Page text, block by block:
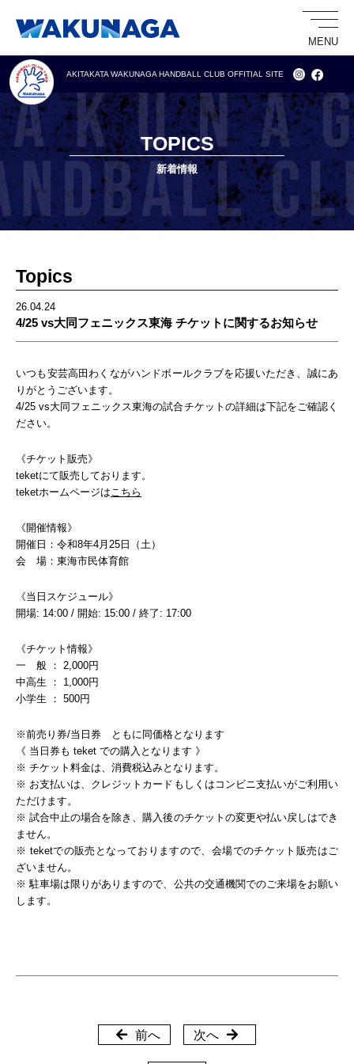
AKITAKATA WAKUNAGA HANDBALL CLUB OFFITIAL SITE
TOPICS
新着情報
Topics
26.04.24
4/25 vs大同フェニックス東海 チケットに関するお知らせ
いつも安芸高田わくながハンドボールクラブを応援いただき、誠にあ
りがとうございます。
4/25 vs大同フェニックス東海の試合チケットの詳細は下記をご確認く
ださい。
《チケット販売》
teketにて販売しております。
teketホームページはこちら
《開催情報》
開催日：令和8年4月25日（土）
会 場：東海市民体育館
《当日スケジュール》
開場: 14:00 / 開始: 15:00 / 終了: 17:00
《チケット情報》
一 般 ： 2,000円
中高生 ： 1,000円
小学生 ： 500円
※前売り券/当日券 ともに同価格となります
《 当日券も teket での購入となります 》
※ チケット料金は、消費税込みとなります。
※ お支払いは、クレジットカードもしくはコンビニ支払いがご利用い
ただけます。
※ 試合中止の場合を除き、購入後のチケットの変更や払い戻しはでき
ません。
※ teketでの販売となっておりますので、会場でのチケット販売はご
ざいません。
※ 駐車場は限りがありますので、公共の交通機関でのご来場をお願い
します。
前へ 次へ